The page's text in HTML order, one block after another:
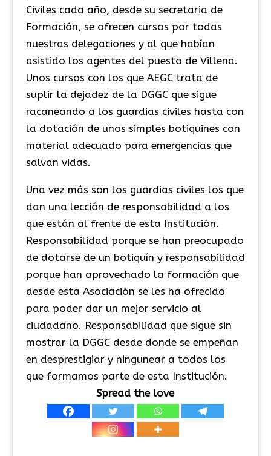
Civiles cada año, desde su secretaria de
Formación, se ofrecen cursos por todas
nuestras delegaciones y al que habían
asistido los agentes del puesto de Villena.
Unos cursos con los que AEGC trata de
suplir la dejadez de la DGGC que sigue
racaneando a los guardias civiles hasta con
la dotación de unos simples botiquines con
material adecuado para emergencias que
salvan vidas.
Una vez más son los guardias civiles los que
dan una lección de responsabilidad a los
que están al frente de esta Institución.
Responsabilidad porque se han preocupado
de dotarse de un botiquín y responsabilidad
porque han aprovechado la formación que
desde esta Asociación se les ha ofrecido
para poder dar un mejor servicio al
ciudadano. Responsabilidad que sigue sin
mostrar la DGGC desde donde se empeñan
en desprestigiar y ningunear a todos los
que formamos parte de esta Institución.
Spread the love